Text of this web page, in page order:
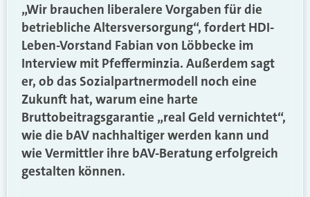
„Wir brauchen liberalere Vorgaben für die
betriebliche Altersversorgung“, fordert HDI-
Leben-Vorstand Fabian von Löbbecke im
Interview mit Pfefferminzia. Außerdem sagt
er, ob das Sozialpartnermodell noch eine
Zukunft hat, warum eine harte
Bruttobeitragsgarantie „real Geld vernichtet“,
wie die bAV nachhaltiger werden kann und
wie Vermittler ihre bAV-Beratung erfolgreich
gestalten können.